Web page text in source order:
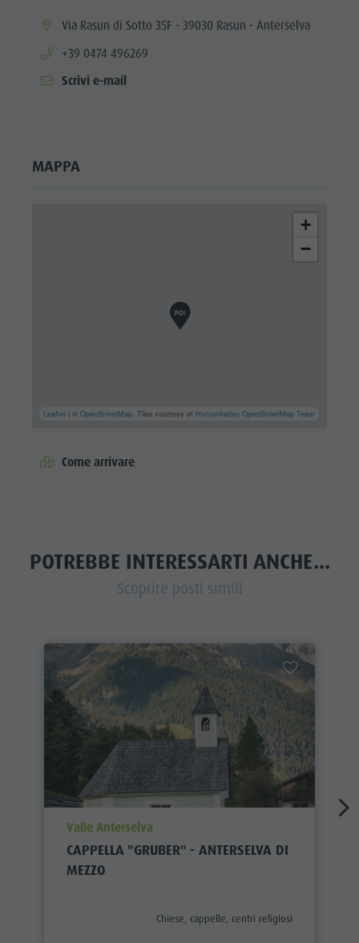
Anterselva
Olympic
Arena Alto
aria.location:
Via Rasun di Sotto 35F - 39030 Rasun - Anterselva
aria.phone:
+39 0474 496269
Scrivi e-mail
MAPPA
+
−
Leaflet | ©OpenStreetMap, Tiles courtesy of Humanitarian OpenStreetMap Team
Come arrivare
POTREBBE INTERESSARTI ANCHE...
Scoprire posti simili
aria.poi_location_prefix
Valle Anterselva
CAPPELLA "GRUBER" - ANTERSELVA DI
MEZZO
aria.poi_category_prefix
Chiese, cappelle, centri religiosi